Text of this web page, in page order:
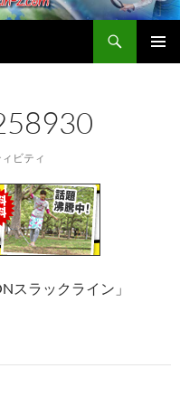
ビティ
スラックライン」